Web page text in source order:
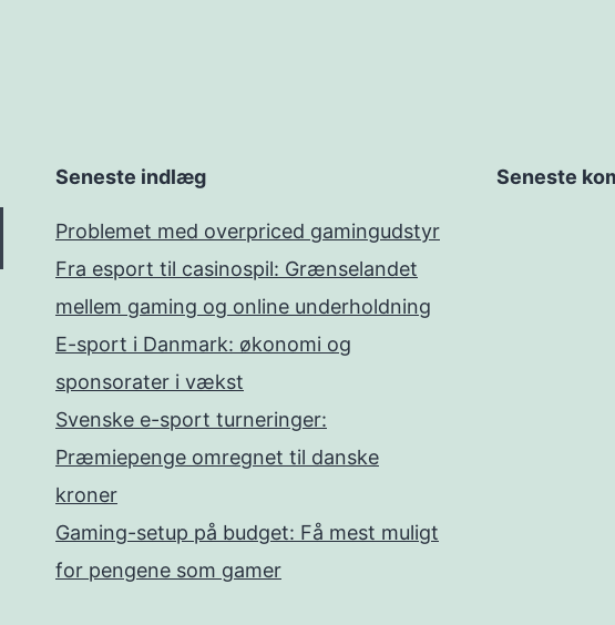
Seneste indlæg
Problemet med overpriced gamingudstyr
Fra esport til casinospil: Grænselandet
mellem gaming og online underholdning
E-sport i Danmark: økonomi og
sponsorater i vækst
Svenske e-sport turneringer:
Præmiepenge omregnet til danske
kroner
Gaming-setup på budget: Få mest muligt
for pengene som gamer
Seneste